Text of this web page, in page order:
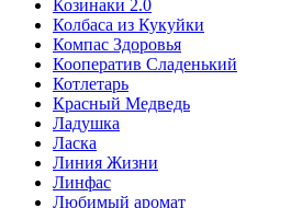
Козинаки 2.0
Колбаса из Кукуйки
Компас Здоровья
Кооператив Сладенький
Котлетарь
Красный Медведь
Ладушка
Ласка
Линия Жизни
Линфас
Любимый аромат